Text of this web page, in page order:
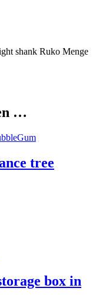
shank Ruko Menge
…
tree
box in